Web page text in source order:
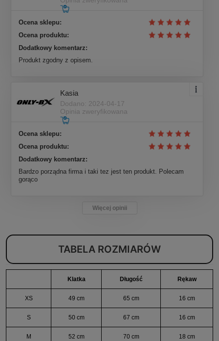
Ocena sklepu:
Ocena produktu:
Dodatkowy komentarz:
Produkt zgodny z opisem.
Kasia
Dodano: 2024-04-17
Opinia zweryfikowana
Ocena sklepu:
Ocena produktu:
Dodatkowy komentarz:
Bardzo porządna firma i taki tez jest ten produkt. Polecam
gorąco
Więcej opinii
TABELA ROZMIARÓW
Klatka Długość Rękaw
XS 49 cm 65 cm 16 cm
S 50 cm 67 cm 16 cm
M 52 cm 70 cm 18 cm